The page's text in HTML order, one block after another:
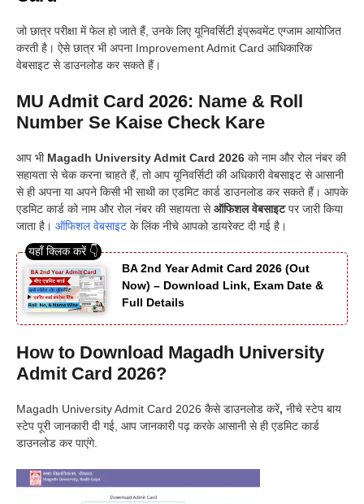
जो छात्र परीक्षा में फेल हो जाते हैं, उनके लिए यूनिवर्सिटी इंप्रूवमेंट एग्जाम आयोजित
करती है। ऐसे छात्र भी अपना Improvement Admit Card आधिकारिक
वेबसाइट से डाउनलोड कर सकते हैं।
MU Admit Card 2026: Name & Roll
Number Se Kaise Check Kare
आप भी Magadh University Admit Card 2026 को नाम और रोल नंबर की
सहायता से चेक करना चाहते हैं, तो आप यूनिवर्सिटी की अधिकारी वेबसाइट से आसानी
से ही अपना या अपने किसी भी साथी का एडमिट कार्ड डाउनलोड कर सकते हैं। आपके
एडमिट कार्ड को नाम और रोल नंबर की सहायता सेऑफिशल वेबसाइटपर जारी किया
जाता है। ऑफिशल वेबसाइट के लिंक नीचे आपको डायरेक्ट दी गई है।
BA 2nd Year Admit Card 2026 (Out
Now) – Download Link, Exam Date &
Full Details
How to Download Magadh University
Admit Card 2026?
Magadh University Admit Card 2026 कैसे डाउनलोड करें, नीचे स्टेप बाय
स्टेप पूरी जानकारी दी गई, आप जानकारी पढ़ करके आसानी से ही एडमिट कार्ड
डाउनलोड कर पाएंगे.